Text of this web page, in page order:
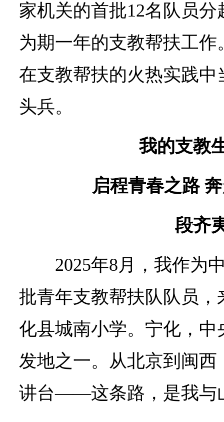
家机关的首批12名队员
为期一年的支教帮扶工
在支教帮扶的火热实践
头兵。
我的支教
启程青春之路
段齐
2025年8月，我作为
批青年支教帮扶队队员
化县城南小学。宁化，
发地之一。从北京到闽
讲台——这条路，是我与